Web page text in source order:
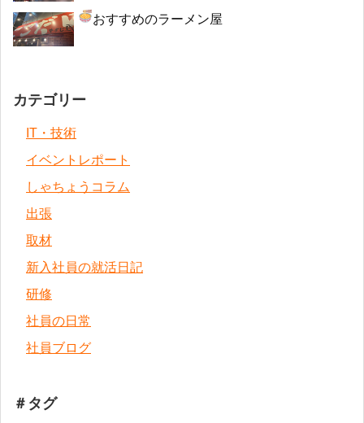
おすすめのラーメン屋
カテゴリー
IT・技術
イベントレポート
しゃちょうコラム
出張
取材
新入社員の就活日記
研修
社員の日常
社員ブログ
＃タグ